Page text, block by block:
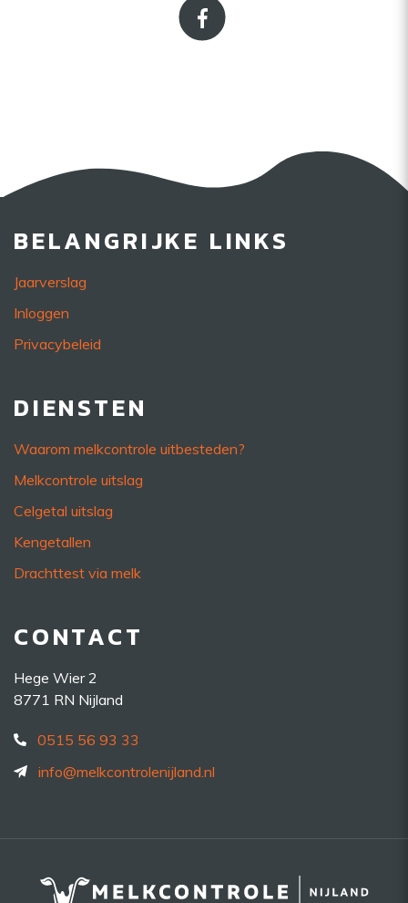
BELANGRIJKE LINKS
Jaarverslag
Inloggen
Privacybeleid
DIENSTEN
Waarom melkcontrole uitbesteden?
Melkcontrole uitslag
Celgetal uitslag
Kengetallen
Drachttest via melk
CONTACT
Hege Wier 2
8771 RN Nijland
0515 56 93 33
info@melkcontrolenijland.nl